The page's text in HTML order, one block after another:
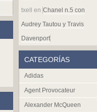
txell
en Chanel n.5 con
Audrey Tautou y Travis
Davenport
CATEGORÍAS
Adidas
Agent Provocateur
Alexander McQueen